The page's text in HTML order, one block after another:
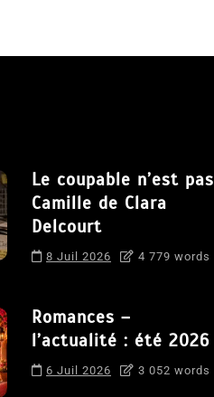
Le coupable n’est pas
Camille de Clara
Delcourt
8 Juil 2026 4 779 words
Romances –
l’actualité : été 2026
6 Juil 2026 3 052 words